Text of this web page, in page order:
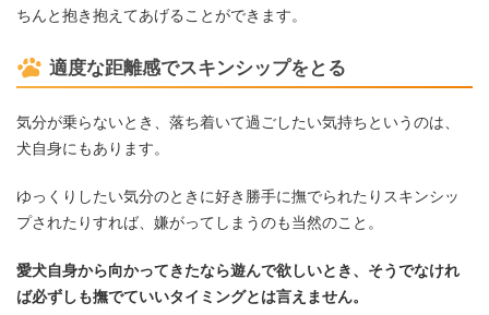
ちんと抱き抱えてあげることができます。
適度な距離感でスキンシップをとる
気分が乗らないとき、落ち着いて過ごしたい気持ちというのは、
犬自身にもあります。
ゆっくりしたい気分のときに好き勝手に撫でられたりスキンシッ
プされたりすれば、嫌がってしまうのも当然のこと。
愛犬自身から向かってきたなら遊んで欲しいとき、そうでなけれ
ば必ずしも撫でていいタイミングとは言えません。